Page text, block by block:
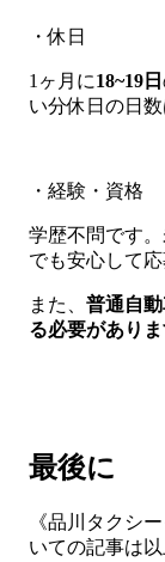
・休日
1ヶ月に18~19日
い分休日の日
・経験・資格
学歴不問です
でも安心して応
また、 普通自
る必要があり
最後に
《品川タクシ
いての記事は